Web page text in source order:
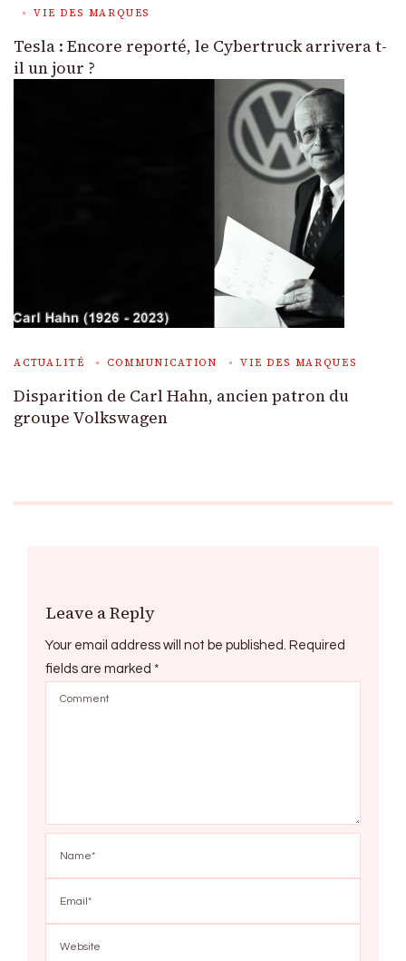
VIE DES MARQUES
Tesla : Encore reporté, le Cybertruck arrivera t-
il un jour ?
ACTUALITÉ COMMUNICATION VIE DES MARQUES
Disparition de Carl Hahn, ancien patron du
groupe Volkswagen
Leave a Reply
Your email address will not be published.
Required
fields are marked *